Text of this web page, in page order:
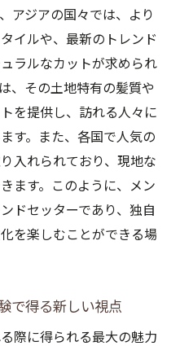
ぶ世界各地の技術の秘
が作り出すスタイルの
見する技術革新と伝統
映したメンズバーバー
られるリラクゼーシ
アジアの国々では、より
イルや、最新のトレンド
ラルなカットが求められ
、その土地特有の髪質や
を提供し、訪れる人々に
す。また、各国で人気の
入れられており、現地な
ます。このように、メン
ドセッターであり、独自
を楽しむことができる場
で得る新しい視点
際に得られる最大の魅力